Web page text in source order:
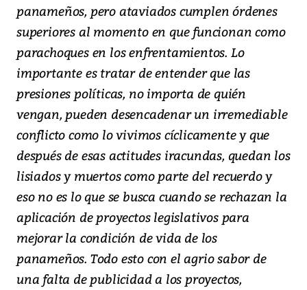
panameños, pero ataviados cumplen órdenes
superiores al momento en que funcionan como
parachoques en los enfrentamientos. Lo
importante es tratar de entender que las
presiones políticas, no importa de quién
vengan, pueden desencadenar un irremediable
conflicto como lo vivimos cíclicamente y que
después de esas actitudes iracundas, quedan los
lisiados y muertos como parte del recuerdo y
eso no es lo que se busca cuando se rechazan la
aplicación de proyectos legislativos para
mejorar la condición de vida de los
panameños. Todo esto con el agrio sabor de
una falta de publicidad a los proyectos,